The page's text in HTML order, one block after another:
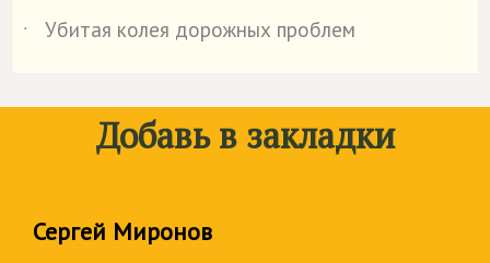
˙
Убитая колея дорожных проблем
Добавь в закладки
Сергей Миронов